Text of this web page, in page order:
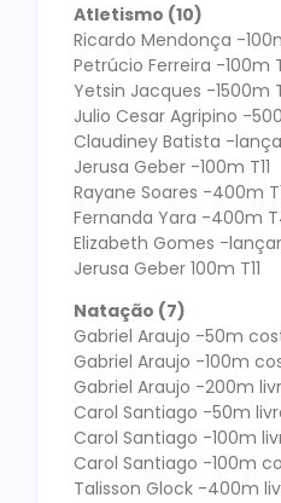
Atletismo (10)
Ricardo Mendonça -
Petrúcio Ferreira -100m
Yetsin Jacques -1500m
Julio Cesar Agripino -
Claudiney Batista -
Jerusa Geber -100m T11
Rayane Soares -400m
Fernanda Yara -400m
Elizabeth Gomes -
Jerusa Geber 100m T11
Natação (7)
Gabriel Araujo -50m
Gabriel Araujo -100m
Gabriel Araujo -200m
Carol Santiago -50m
Carol Santiago -100m
Carol Santiago -100m
Talisson Glock -400m